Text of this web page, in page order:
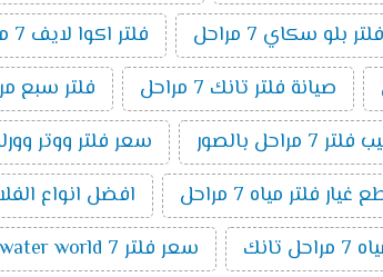
بلو سكاي 7 مراحل فلتر اكوا لايف 7 مراحل
صيانة فلتر تانك 7 مراحل فلتر سبع
7 مراحل بالصور سعر فلتر ووتر وورلد 7
فلتر مياه 7 مراحل افضل انواع الفلاتر ٧
تانك سعر فلتر water world 7 مراحل